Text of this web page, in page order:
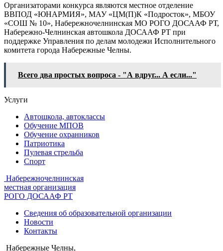
Организаторами конкурса являются местное отделение
ВВПОД «ЮНАРМИЯ», МАУ «ЦМ(П)К «Подросток», МБОУ
«СОШ № 10», Набережночелнинская МО РОГО ДОСААФ РТ,
Набережно-Челнинская автошкола ДОСААФ РТ при
поддержке Управления по делам молодежи Исполнительного
комитета города Набережные Челны.
Всего два простых вопроса - "А вдруг... А если..."
Услуги
Автошкола, автоклассы
Обучение МПОВ
Обучение охранников
Патриотика
Пулевая стрельба
Спорт
Набережночелнинская
местная организация
РОГО ДОСААФ РТ
Сведения об образовательной организации
Новости
Контакты
Набережные Челны,